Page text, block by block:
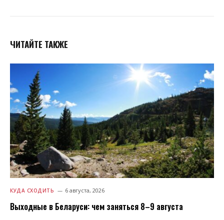
ЧИТАЙТЕ ТАКЖЕ
КУДА СХОДИТЬ 6 августа, 2026
Выходные в Беларуси: чем заняться 8–9 августа